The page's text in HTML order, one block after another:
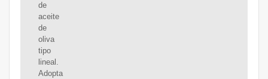
de
aceite
de
oliva
tipo
lineal.
Adopta